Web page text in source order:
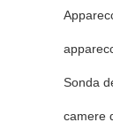
Sonda
camere